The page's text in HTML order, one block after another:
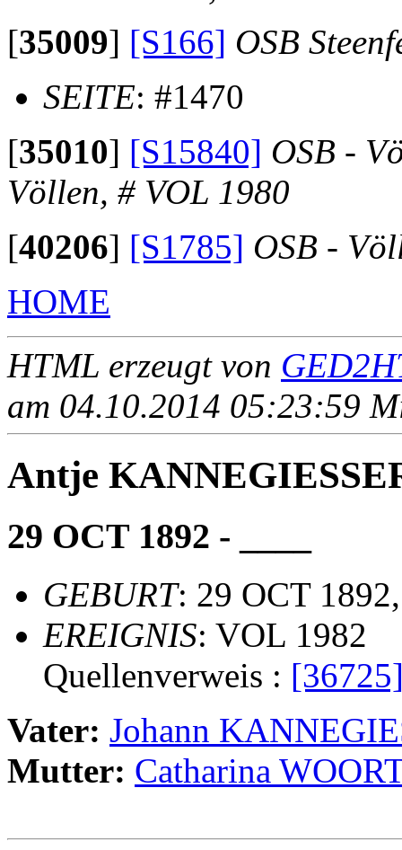
[35009] [S166] OSB
SEITE: #1470
[35010] [S15840] OSB -
Völlen, # VOL 1980
[40206] [S1785] OSB -
HOME
HTML erzeugt von
am 04.10.2014 05:23:59
Antje
29 OCT 1892 - ____
GEBURT: 29 OCT
EREIGNIS: VOL 1982
Quellenverweis :
Vater: Johann
Mutter: Catharina